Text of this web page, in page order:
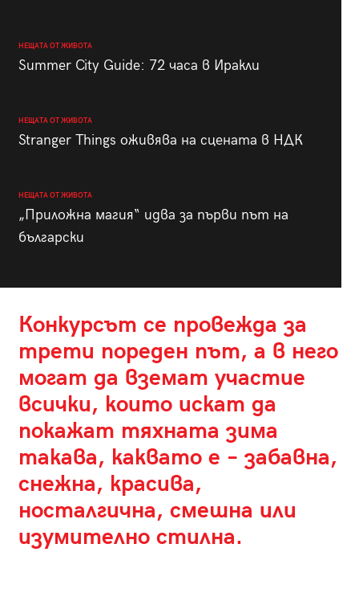
НЕЩАТА ОТ ЖИВОТА
Summer City Guide: 72 часа в Иракли
НЕЩАТА ОТ ЖИВОТА
Stranger Things оживява на сцената в НДК
НЕЩАТА ОТ ЖИВОТА
„Приложна магия“ идва за първи път на
български
Конкурсът се провежда за
трети пореден път, а в него
могат да вземат участие
всички, които искат да
покажат тяхната зима
такава, каквато е – забавна,
снежна, красива,
носталгична, смешна или
изумително стилна.